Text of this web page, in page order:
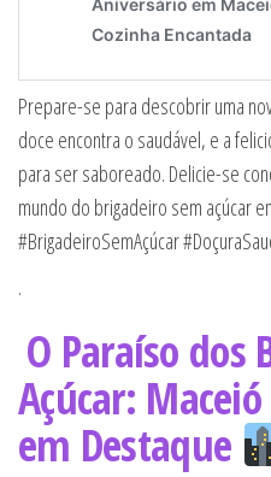
Prepare-se para descobrir uma
doce encontra o saudável, e a
para ser saboreado. Delicie-se
mundo do brigadeiro sem açúcar
#BrigadeiroSemAçúcar
.
O Paraíso dos
Açúcar:
em Destaque